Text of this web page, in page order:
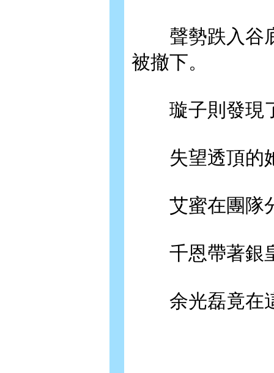
聲勢跌入谷底
被撤下。
璇子則發現了
失望透頂的她
艾蜜在團隊
千恩帶著銀
余光磊竟在